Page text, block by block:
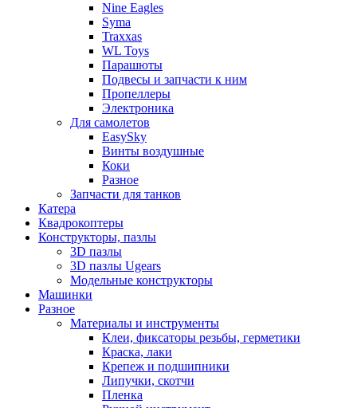
Nine Eagles
Syma
Traxxas
WL Toys
Парашюты
Подвесы и запчасти к ним
Пропеллеры
Электроника
Для самолетов
EasySky
Винты воздушные
Коки
Разное
Запчасти для танков
Катера
Квадрокоптеры
Конструкторы, пазлы
3D пазлы
3D пазлы Ugears
Модельные конструкторы
Машинки
Разное
Материалы и инструменты
Клеи, фиксаторы резьбы, герметики
Краска, лаки
Крепеж и подшипники
Липучки, скотчи
Пленка